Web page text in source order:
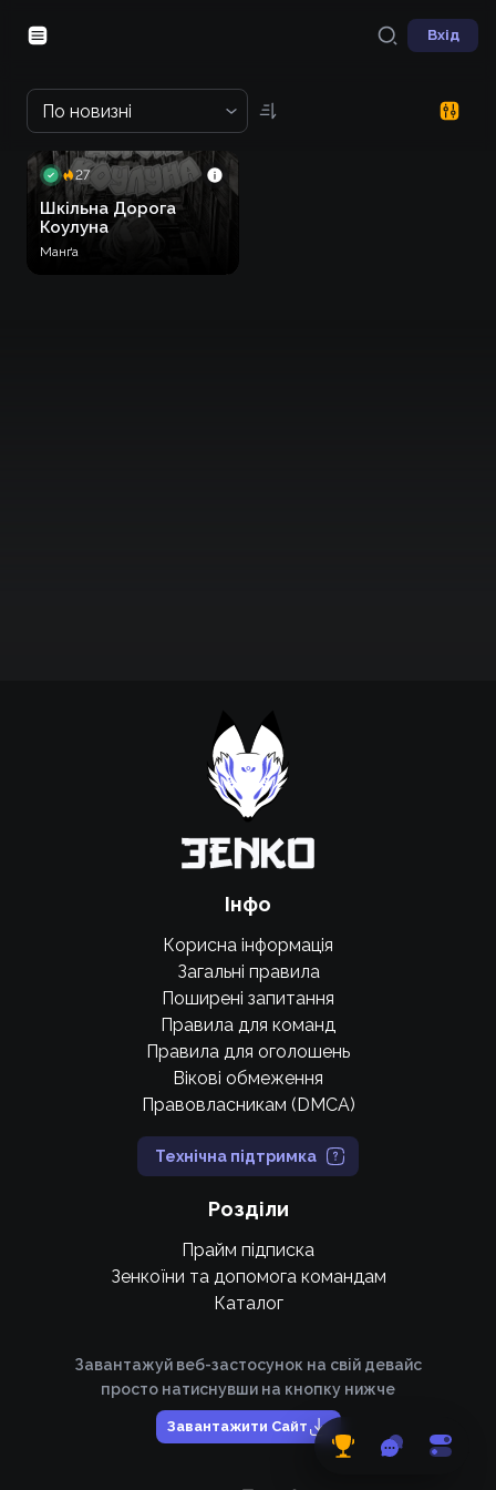
Вхід
По новизні
27
Шкільна Дорога
Коулуна
Манґа
крутих нововведень
Підтримати проєкт
Інфо
Корисна інформація
Загальні правила
Поширені запитання
Правила для команд
Правила для оголошень
Вікові обмеження
Правовласникам (DMCA)
Технічна підтримка
Розділи
Прайм підписка
Зенкоїни та допомога командам
Каталог
Завантажуй веб-застосунок на свій девайс
просто натиснувши на кнопку нижче
Завантажити Сайт